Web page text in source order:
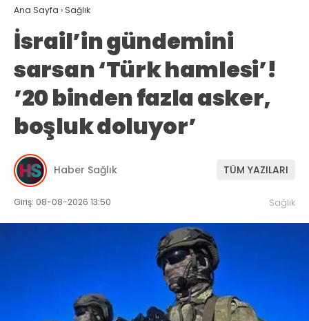
Ana Sayfa › Sağlık
İsrail’in gündemini
sarsan ‘Türk hamlesi’!
’20 binden fazla asker,
boşluk doluyor’
Haber Sağlık TÜM YAZILARI
Giriş: 08-08-2026 13:50 Sağlık